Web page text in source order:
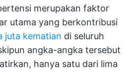
merupakan faktor
utama yang berkontribusi
juta kematian di seluruh
angka-angka tersebut
hanya satu dari lima